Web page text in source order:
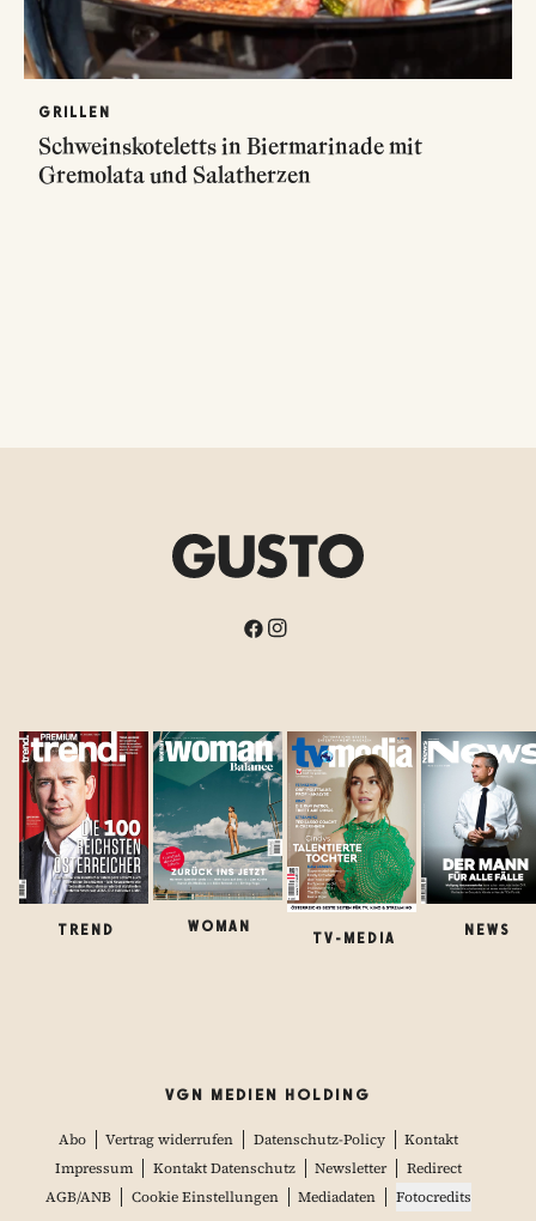
GRILLEN
Schweinskoteletts in Biermarinade mit
Gremolata und Salatherzen
TREND WOMAN
TV-MEDIA
NEWS
VGN MEDIEN HOLDING
Abo Vertrag widerrufen Datenschutz-Policy
Kontakt
Impressum
Kontakt Datenschutz Newsletter
Redirect
AGB/ANB
Cookie Einstellungen Mediadaten Fotocredits